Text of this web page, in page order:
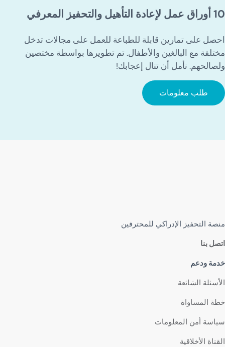
10 أوراق عمل لإعادة التأهيل والتحفيز المعرفي
احصل على تمارين قابلة للطباعة للعمل على مجالات تدخل
مختلفة مع البالغين والأطفال. تم تطويرها بواسطة مختصين
ولصالحهم. نأمل أن تنال إعجابك!
طلب معلومات
منصة التحفيز الإدراكي للمحترفين
اتصل بنا
خدمة ودعم
الأسئلة الشائعة
خطة المساواة
سياسة أمن المعلومات
القناة الأخلاقية